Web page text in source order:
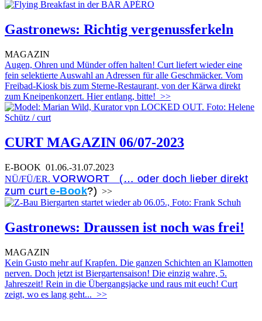
Gastronews: Richtig vergenussferkeln
MAGAZIN
Augen, Ohren und Münder offen halten! Curt liefert wieder eine
fein selektierte Auswahl an Adressen für alle Geschmäcker. Vom
Freibad-Kiosk bis zum Sterne-Restaurant, von der Kärwa direkt
zum Kneipenkonzert. Hier entlang, bitte! >>
CURT MAGAZIN 06/07-2023
E-BOOK 01.06.-31.07.2023
NÜ/FÜ/ER. VORWORT (… oder doch lieber direkt
zum curt e-Book?) >>
Gastronews: Draussen ist noch was frei!
MAGAZIN
Kein Gusto mehr auf Krapfen. Die ganzen Schichten an Klamotten
nerven. Doch jetzt ist Biergartensaison! Die einzig wahre, 5.
Jahreszeit! Rein in die Übergangsjacke und raus mit euch! Curt
zeigt, wo es lang geht... >>